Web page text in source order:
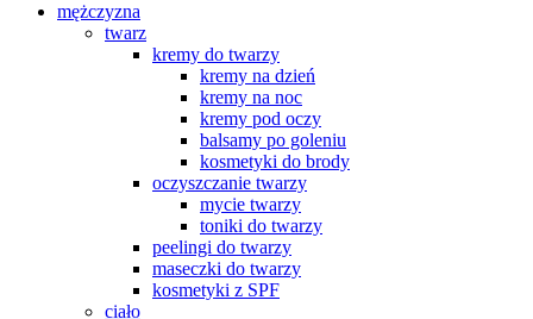
mężczyzna
twarz
kremy do twarzy
kremy na dzień
kremy na noc
kremy pod oczy
balsamy po goleniu
kosmetyki do brody
oczyszczanie twarzy
mycie twarzy
toniki do twarzy
peelingi do twarzy
maseczki do twarzy
kosmetyki z SPF
ciało